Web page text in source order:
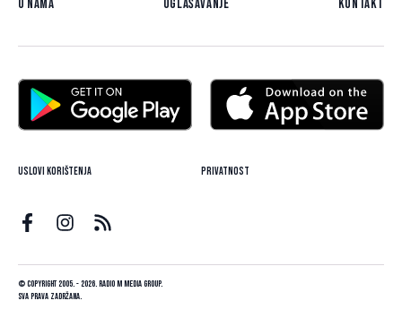
O nama Oglašavanje Kontakt
Uslovi korištenja Privatnost
© Copyright 2005. - 2026. Radio M Media Group.
Sva prava zadržana.